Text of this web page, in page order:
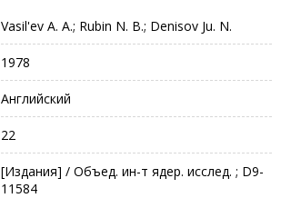
Vasil'ev A. A.; Rubin N. B.; Denisov Ju. N.
1978
Английский
22
[Издания] / Объед. ин-т ядер. исслед. ; D9-
11584